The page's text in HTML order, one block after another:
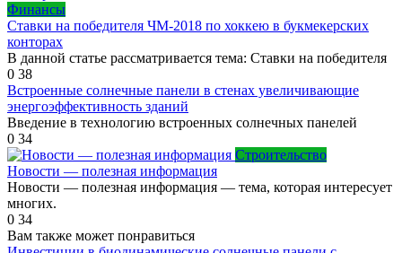
Финансы
Ставки на победителя ЧМ-2018 по хоккею в букмекерских
конторах
В данной статье рассматривается тема: Ставки на победителя
0 38
Встроенные солнечные панели в стенах увеличивающие
энергоэффективность зданий
Введение в технологию встроенных солнечных панелей
0 34
Строительство
Новости — полезная информация
Новости — полезная информация — тема, которая интересует
многих.
0 34
Вам также может понравиться